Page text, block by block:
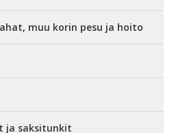
muu korin pesu ja hoito
ja saksitunkit